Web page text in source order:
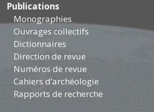
Publications
Monographies
Ouvrages collectifs
Dictionnaires
Direction de revue
Numéros de revue
Cahiers d’archéologie
Rapports de recherche